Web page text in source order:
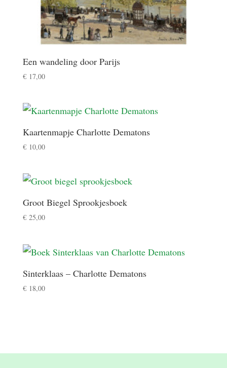
Een wandeling door Parijs
€17,00
Kaartenmapje Charlotte Dematons
€10,00
Groot Biegel Sprookjesboek
€25,00
Sinterklaas – Charlotte Dematons
€18,00